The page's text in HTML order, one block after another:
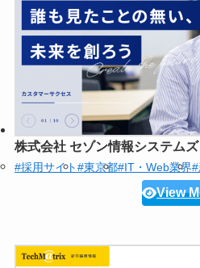
株式会社 セゾン情報システムズ
#採用サイト#東京都#IT・Web業界
View